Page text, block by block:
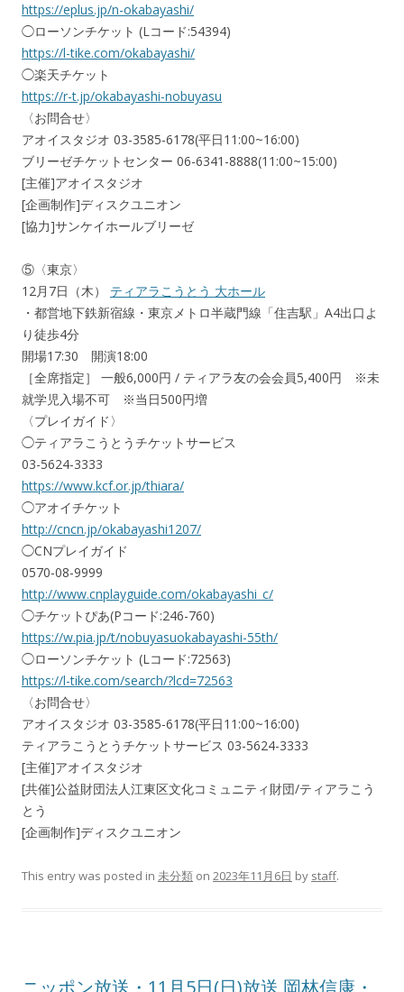
https://eplus.jp/n-okabayashi/
◯ローソンチケット (Lコード:54394)
https://l-tike.com/okabayashi/
◯楽天チケット
https://r-t.jp/okabayashi-nobuyasu
〈お問合せ〉
アオイスタジオ 03-3585-6178(平日11:00~16:00)
ブリーゼチケットセンター 06-6341-8888(11:00~15:00)
[主催]アオイスタジオ
[企画制作]ディスクユニオン
[協力]サンケイホールブリーゼ
⑤〈東京〉
12月7日（木） ティアラこうとう 大ホール
・都営地下鉄新宿線・東京メトロ半蔵門線「住吉駅」A4出口よ
り徒歩4分
開場17:30 開演18:00
［全席指定］ 一般6,000円 / ティアラ友の会会員5,400円 ※未
就学児入場不可 ※当日500円増
〈プレイガイド〉
◯ティアラこうとうチケットサービス
03-5624-3333
https://www.kcf.or.jp/thiara/
◯アオイチケット
http://cncn.jp/okabayashi1207/
◯CNプレイガイド
0570-08-9999
http://www.cnplayguide.com/okabayashi_c/
◯チケットぴあ(Pコード:246-760)
https://w.pia.jp/t/nobuyasuokabayashi-55th/
◯ローソンチケット (Lコード:72563)
https://l-tike.com/search/?lcd=72563
〈お問合せ〉
アオイスタジオ 03-3585-6178(平日11:00~16:00)
ティアラこうとうチケットサービス 03-5624-3333
[主催]アオイスタジオ
[共催]公益財団法人江東区文化コミュニティ財団/ティアラこう
とう
[企画制作]ディスクユニオン
This entry was posted in 未分類 on 2023年11月6日 by staff.